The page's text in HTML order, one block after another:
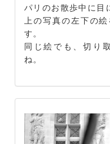
パリのお散歩中に目
上の写真の左下の
す。
同じ絵でも、切り
ね。